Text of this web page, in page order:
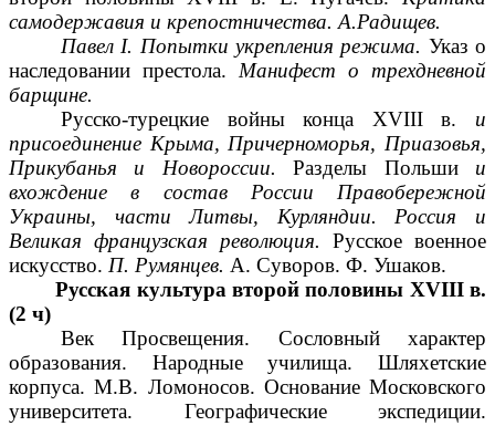
самодержавия и крепостничества. А.Радищев.
Павел I. Попытки укрепления режима. Указ о
наследовании престола. Манифест о трехдневной
барщине.
Русско-турецкие войны конца XVIII в. и
присоединение Крыма, Причерноморья, Приазовья,
Прикубанья и Новороссии.Разделы Польши и
вхождение в состав России Правобережной
Украины, части Литвы, Курляндии.
Россия и
Великая французская революция. Русское военное
искусство. П. Румянцев. А. Суворов. Ф. Ушаков.
Русская культура второй половины XVIII в.
(2 ч)
Век Просвещения. Сословный характер
образования. Народные училища. Шляхетские
корпуса. М.В. Ломоносов. Основание Московского
университета. Географические экспедиции.